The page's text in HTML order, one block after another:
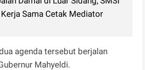
Sama Cetak Mediator
agenda tersebut berjalan
Mahyeldi.